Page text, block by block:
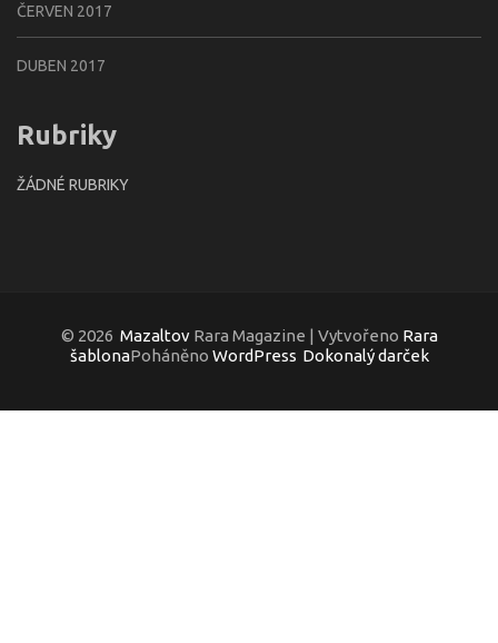
ČERVEN 2017
DUBEN 2017
Rubriky
ŽÁDNÉ RUBRIKY
© 2026 MazaltovRara Magazine | Vytvořeno Rara
šablonaPoháněno WordPress Dokonalý darček